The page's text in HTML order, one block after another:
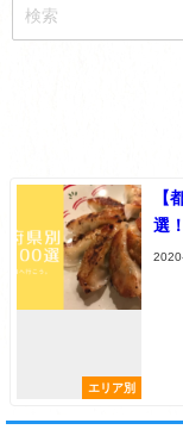
エリア別
【
選